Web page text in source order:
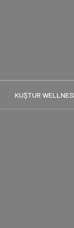
KUŞTUR